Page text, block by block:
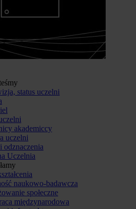
status uczelni
akademiccy
uczelni
odznaczenia
Uczelnia
naukowo-badawcza
społeczne
międzynarodowa